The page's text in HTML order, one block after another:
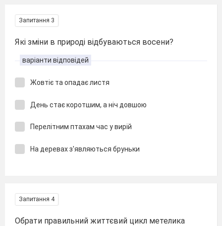
Запитання 3
Які зміни в природі відбуваються восени?
варіанти відповідей
Жовтіє та опадає листя
День стає коротшим, а ніч довшою
Перелітним птахам час у вирій
На деревах з'являються бруньки
Запитання 4
Обрати правильний життєвий цикл метелика